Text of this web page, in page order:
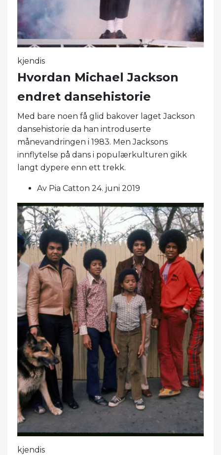
kjendis
Hvordan Michael Jackson
endret dansehistorie
Med bare noen få glid bakover laget Jackson
dansehistorie da han introduserte
månevandringen i 1983. Men Jacksons
innflytelse på dans i populærkulturen gikk
langt dypere enn ett trekk.
Av Pia Catton 24. juni 2019
kjendis